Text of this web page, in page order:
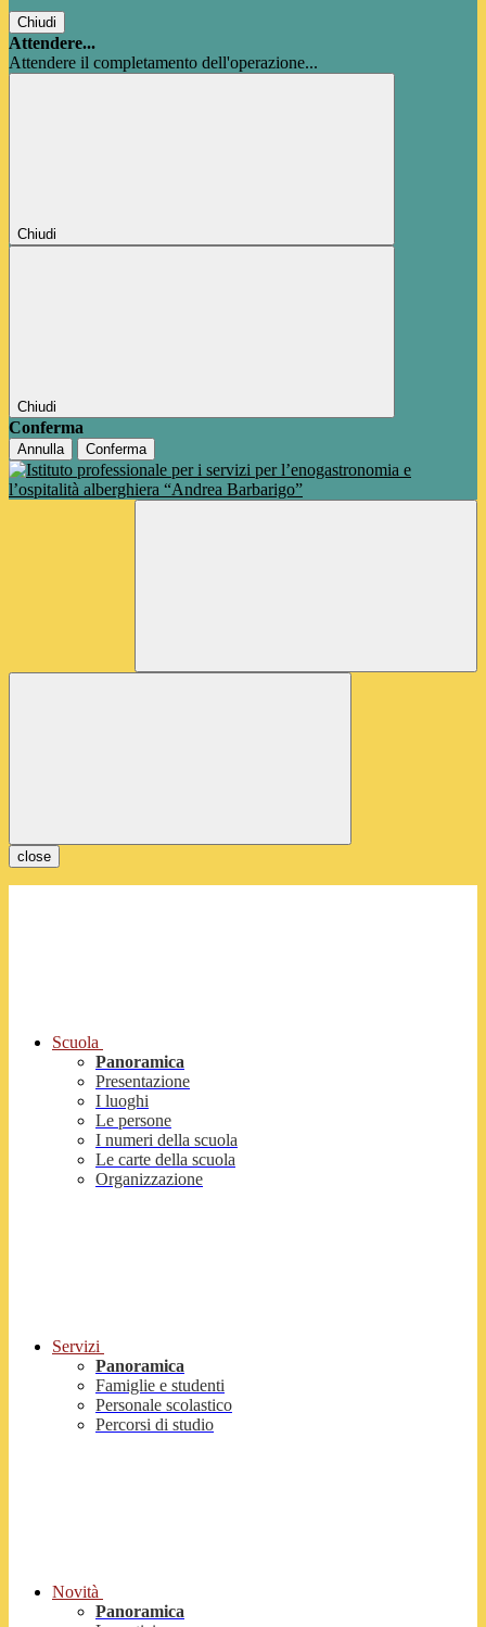
Chiudi
Attendere...
Attendere il completamento dell'operazione...
Chiudi
Chiudi
Conferma
Annulla Conferma
close
Scuola
Panoramica
Presentazione
I luoghi
Le persone
I numeri della scuola
Le carte della scuola
Organizzazione
Servizi
Panoramica
Famiglie e studenti
Personale scolastico
Percorsi di studio
Novità
Panoramica